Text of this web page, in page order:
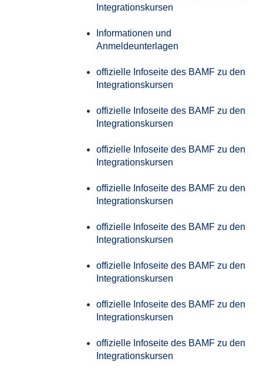
Integrationskursen
Informationen und
Anmeldeunterlagen
offizielle Infoseite des BAMF zu den
Integrationskursen
offizielle Infoseite des BAMF zu den
Integrationskursen
offizielle Infoseite des BAMF zu den
Integrationskursen
offizielle Infoseite des BAMF zu den
Integrationskursen
offizielle Infoseite des BAMF zu den
Integrationskursen
offizielle Infoseite des BAMF zu den
Integrationskursen
offizielle Infoseite des BAMF zu den
Integrationskursen
offizielle Infoseite des BAMF zu den
Integrationskursen